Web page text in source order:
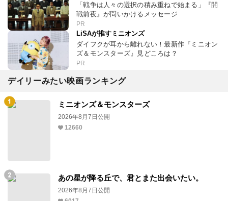
「戦争は人々の選択の積み重ねで始まる」『開
戦前夜』が問いかけるメッセージ
PR
LiSAが推すミニオンズ
ダイフクが耳から離れない！最新作『ミニオン
ズ＆モンスターズ』見どころは？
PR
デイリーみたい映画ランキング
ミニオンズ＆モンスターズ
2026年8月7日公開
12660
あの星が降る丘で、君とまた出会いたい。
2026年8月7日公開